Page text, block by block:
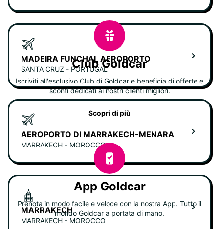
MADEIRA FUNCHAL AEROPORTO
SANTA CRUZ - PORTUGAL
AEROPORTO DI MARRAKECH-MENARA
MARRAKECH - MOROCCO
MARRAKECH
MARRAKECH - MOROCCO
Club Goldcar
Iscriviti all'esclusivo Club di Goldcar e beneficia di offerte e
sconti dedicati ai nostri clienti migliori.
Scopri di più
App Goldcar
Prenota in modo facile e veloce con la nostra App. Tutto il
mondo Goldcar a portata di mano.